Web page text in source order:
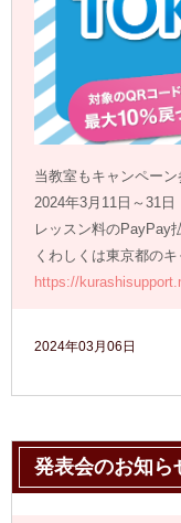
当教室もキャンペーン
2024年3月11日～31日
レッスン料のPayPay
くわしくは東京都の
https://
2024年03月06日
発表会のお知ら